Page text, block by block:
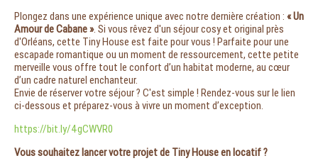
Plongez dans une expérience unique avec notre dernière création : « Un
Amour de Cabane ». Si vous rêvez d'un séjour cosy et original près
d'Orléans, cette Tiny House est faite pour vous ! Parfaite pour une
escapade romantique ou un moment de ressourcement, cette petite
merveille vous offre tout le confort d’un habitat moderne, au cœur
d’un cadre naturel enchanteur.
Envie de réserver votre séjour ? C'est simple ! Rendez-vous sur le lien
ci-dessous et préparez-vous à vivre un moment d’exception.
https://bit.ly/4gCWVR0
Vous souhaitez lancer votre projet de Tiny House en locatif ?